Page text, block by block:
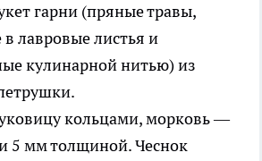
гарни (пряные травы,
в лавровые листья и
кулинарной нитью) из
кольцами, морковь —
5 мм толщиной. Чеснок